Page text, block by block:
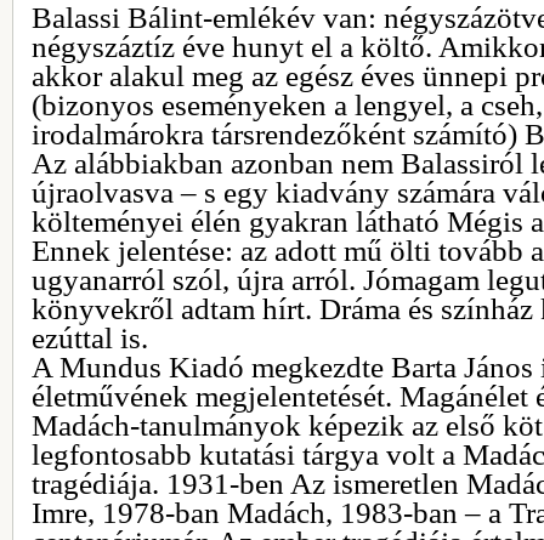
Balassi Bálint-emlékév van:
négyszáztíz éve hunyt el a költő.
akkor alakul meg az egész éves ünnepi
(bizonyos eseményeken a lengyel, a
irodalmárokra társrendezőként számító)
Az alábbiakban azonban nem Balassiról
újraolvasva – s egy kiadvány számára
költeményei élén gyakran látható Mégis
Ennek jelentése: az adott mű ölti tovább
ugyanarról szól, újra arról. Jómagam
könyvekről adtam hírt. Dráma és
ezúttal is.
A Mundus Kiadó megkezdte Barta
életművének megjelentetését. Magánélet
Madách-tanulmányok képezik az első
legfontosabb kutatási tárgya volt a
tragédiája. 1931-ben Az ismeretlen
Imre, 1978-ban Madách, 1983-ban – a